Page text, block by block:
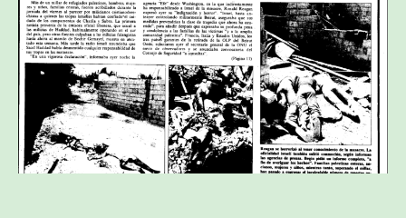
azalera
eraman
zuen
egunkari
bakarra”
sarreran